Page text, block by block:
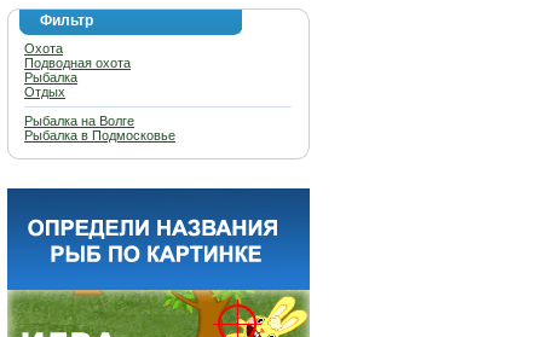
Фильтр
Охота
Подводная охота
Рыбалка
Отдых
Рыбалка на Волге
Рыбалка в Подмосковье